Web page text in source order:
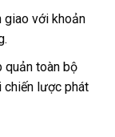
giao với khoản
quản toàn bộ
chiến lược phát